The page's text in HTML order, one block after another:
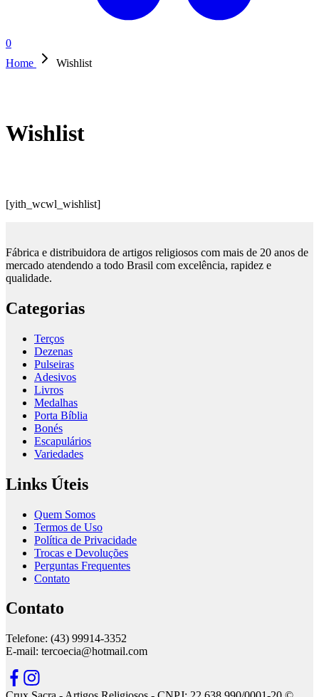
0
Home
Wishlist
Wishlist
[yith_wcwl_wishlist]
Fábrica e distribuidora de artigos religiosos com mais de 20 anos de
mercado atendendo a todo Brasil com excelência, rapidez e
qualidade.
Categorias
Terços
Dezenas
Pulseiras
Adesivos
Livros
Medalhas
Porta Bíblia
Bonés
Escapulários
Variedades
Links Úteis
Quem Somos
Termos de Uso
Política de Privacidade
Trocas e Devoluções
Perguntas Frequentes
Contato
Contato
Telefone: (43) 99914-3352
E-mail: tercoecia@hotmail.com